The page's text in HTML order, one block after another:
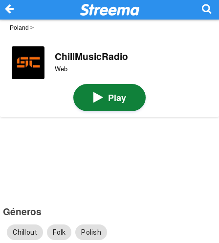
Poland >
ChillMusicRadio
Web
Play
Géneros
Chillout Folk Polish